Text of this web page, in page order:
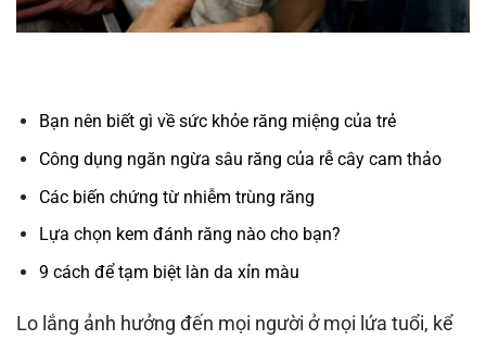
Bạn nên biết gì về sức khỏe răng miệng của trẻ
Công dụng ngăn ngừa sâu răng của rễ cây cam thảo
Các biến chứng từ nhiễm trùng răng
Lựa chọn kem đánh răng nào cho bạn?
9 cách để tạm biệt làn da xỉn màu
Lo lắng ảnh hưởng đến mọi người ở mọi lứa tuổi, kể